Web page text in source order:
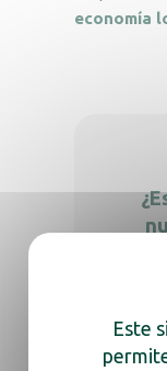
economía
Este